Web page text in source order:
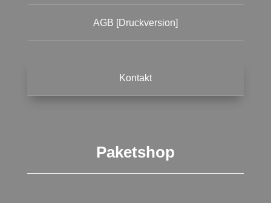
AGB [Druckversion]
Kontakt
Paketshop